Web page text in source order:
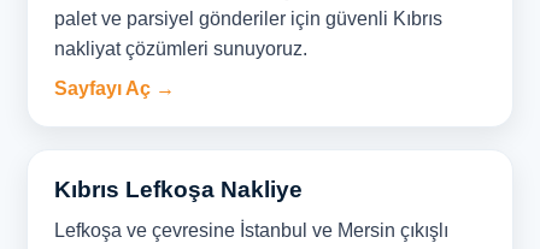
palet ve parsiyel gönderiler için güvenli Kıbrıs
nakliyat çözümleri sunuyoruz.
Sayfayı Aç →
Kıbrıs Lefkoşa Nakliye
Lefkoşa ve çevresine İstanbul ve Mersin çıkışlı